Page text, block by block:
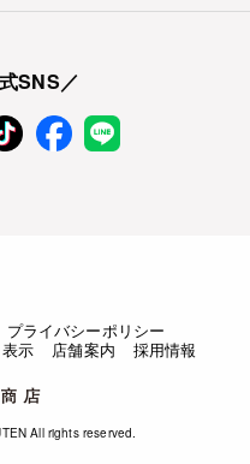
SNS／
プライバシーポリシー
示
店舗案内 採用情報
All rights reserved.